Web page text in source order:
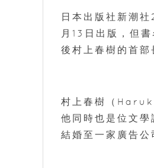
日本出版社新潮
月13日出版，但
後村上春樹的首部
村上春樹（
他同時也是位文
結婚至一家廣告公